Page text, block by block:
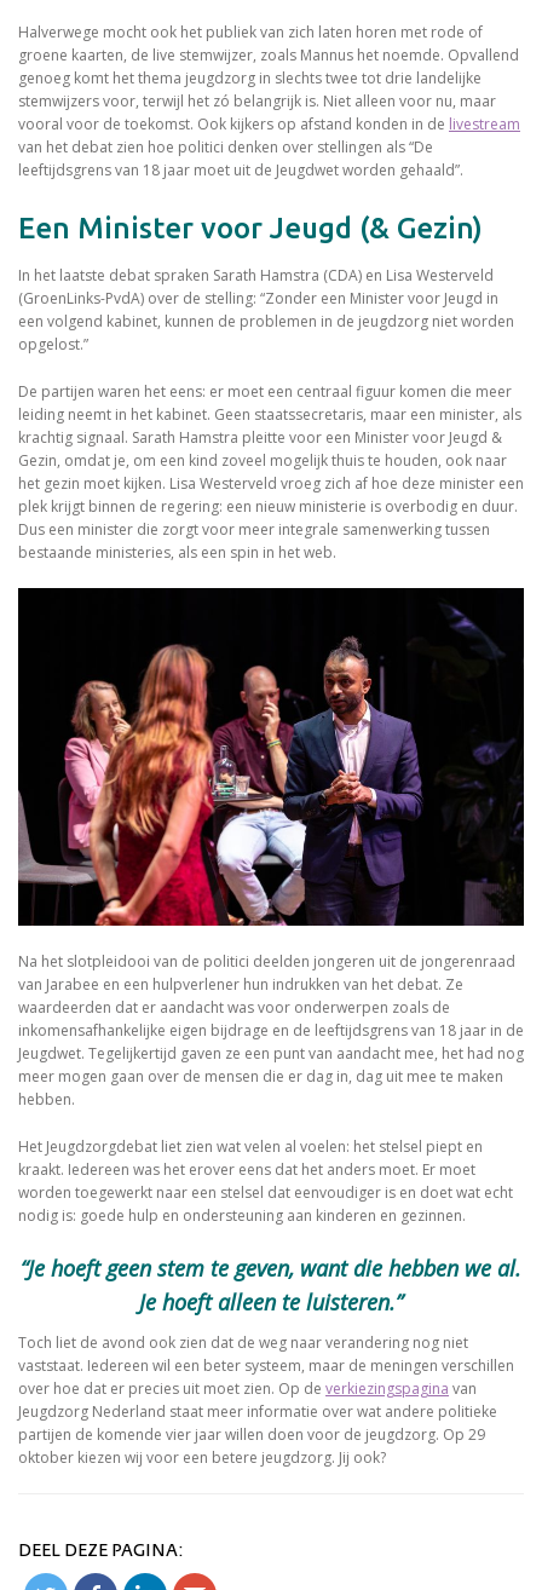
Halverwege mocht ook het publiek van zich laten horen met rode of
groene kaarten, de live stemwijzer, zoals Mannus het noemde. Opvallend
genoeg komt het thema jeugdzorg in slechts twee tot drie landelijke
stemwijzers voor, terwijl het zó belangrijk is. Niet alleen voor nu, maar
vooral voor de toekomst. Ook kijkers op afstand konden in de livestream
van het debat zien hoe politici denken over stellingen als “De
leeftijdsgrens van 18 jaar moet uit de Jeugdwet worden gehaald”.
Een Minister voor Jeugd (& Gezin)
In het laatste debat spraken Sarath Hamstra (CDA) en Lisa Westerveld
(GroenLinks-PvdA) over de stelling: “Zonder een Minister voor Jeugd in
een volgend kabinet, kunnen de problemen in de jeugdzorg niet worden
opgelost.”
De partijen waren het eens: er moet een centraal figuur komen die meer
leiding neemt in het kabinet. Geen staatssecretaris, maar een minister, als
krachtig signaal. Sarath Hamstra pleitte voor een Minister voor Jeugd &
Gezin, omdat je, om een kind zoveel mogelijk thuis te houden, ook naar
het gezin moet kijken. Lisa Westerveld vroeg zich af hoe deze minister een
plek krijgt binnen de regering: een nieuw ministerie is overbodig en duur.
Dus een minister die zorgt voor meer integrale samenwerking tussen
bestaande ministeries, als een spin in het web.
Na het slotpleidooi van de politici deelden jongeren uit de jongerenraad
van Jarabee en een hulpverlener hun indrukken van het debat. Ze
waardeerden dat er aandacht was voor onderwerpen zoals de
inkomensafhankelijke eigen bijdrage en de leeftijdsgrens van 18 jaar in de
Jeugdwet. Tegelijkertijd gaven ze een punt van aandacht mee, het had nog
meer mogen gaan over de mensen die er dag in, dag uit mee te maken
hebben.
Het Jeugdzorgdebat liet zien wat velen al voelen: het stelsel piept en
kraakt. Iedereen was het erover eens dat het anders moet. Er moet
worden toegewerkt naar een stelsel dat eenvoudiger is en doet wat echt
nodig is: goede hulp en ondersteuning aan kinderen en gezinnen.
“Je hoeft geen stem te geven, want die hebben we al.
Je hoeft alleen te luisteren.”
Toch liet de avond ook zien dat de weg naar verandering nog niet
vaststaat. Iedereen wil een beter systeem, maar de meningen verschillen
over hoe dat er precies uit moet zien. Op de verkiezingspagina van
Jeugdzorg Nederland staat meer informatie over wat andere politieke
partijen de komende vier jaar willen doen voor de jeugdzorg. Op 29
oktober kiezen wij voor een betere jeugdzorg. Jij ook?
DEEL DEZE PAGINA: